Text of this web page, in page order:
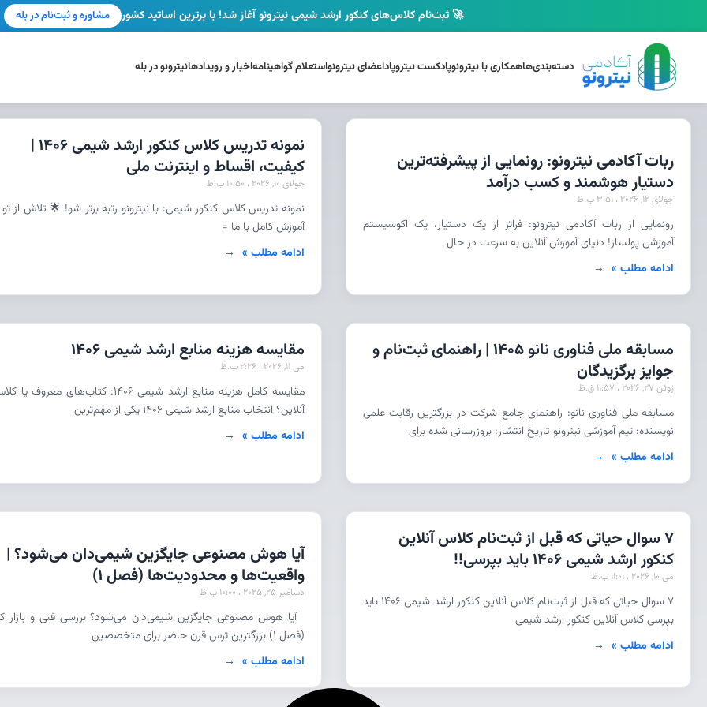
دسته‌بندی‌هاهمکاری با نیترونوپادکست نیتروپاداعضای نیترونواستعلام گواهینامهاخبار و رویدادهانیترونو در بله
ربات آکادمی نیترونو: رونمایی از پیشرفته‌ترین
دستیار هوشمند و کسب درآمد
جولای 12, 2026 3:51 ب.ظ
رونمایی از ربات آکادمی نیترونو: فراتر از یک دستیار، یک اکوسیستم
آموزشی پولساز! دنیای آموزش آنلاین به سرعت در حال
ادامه مطلب »
نمونه تدریس کلاس کنکور ارشد شیمی 1406 |
کیفیت، اقساط و اینترنت ملی
جولای 10, 2026
نمونه تدریس کلاس کنکور شیمی: با نیترونو رتبه برتر شو! 🌟 تلاش از
آموزش کامل با ما =
ادامه مطلب »
مسابقه ملی فناوری نانو 1405 | راهنمای ثبت‌نام و
جوایز برگزیدگان
ژوئن 27, 2026
مسابقه ملی فناوری نانو: راهنمای جامع شرکت در بزرگترین رقابت علمی
نویسنده: تیم آموزشی نیترونو تاریخ انتشار: بروزرسانی شده برای
ادامه مطلب »
مقایسه هزینه منابع ارشد شیمی 1406
می 11, 2026
مقایسه کامل هزینه منابع ارشد شیمی 1406: کتاب‌های معروف
آنلاین؟ انتخاب منابع ارشد شیمی ۱۴۰۶ یکی از مهم‌ترین
ادامه مطلب »
7 سوال حیاتی که قبل از ثبت‌نام کلاس آنلاین
کنکور ارشد شیمی ۱۴۰۶ باید بپرسی!!
می 10, 2026 11:01 ب.ظ
۷ سوال حیاتی که قبل از ثبت‌نام کلاس آنلاین کنکور ارشد شیمی ۱۴۰۶ باید
بپرسی کلاس آنلاین کنکور ارشد شیمی
ادامه مطلب »
آیا هوش مصنوعی جایگزین شیمی‌دان می‌شود؟ |
واقعیت‌ها و محدودیت‌ها (فصل 1)
دسامبر 25, 2025
آیا هوش مصنوعی جایگزین شیمی‌دان می‌شود؟ بررسی فنی و بازار
(فصل ۱) بزرگترین ترس قرن حاضر برای متخصصین
ادامه مطلب »
🚀 ثبت‌نام کلاس‌های کنکور ارشد شیمی نیترونو آغاز شد! با برترین اساتید کشور مشاوره و ثبت‌نام در بله